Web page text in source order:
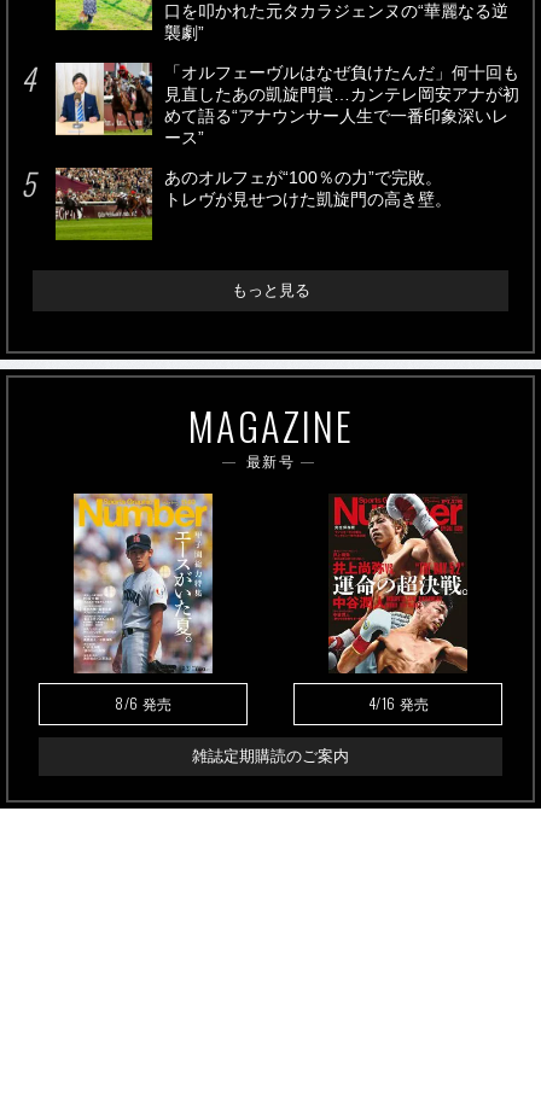
口を叩かれた元タカラジェンヌの“華麗なる逆
襲劇”
「オルフェーヴルはなぜ負けたんだ」何十回も
見直したあの凱旋門賞…カンテレ岡安アナが初
めて語る“アナウンサー人生で一番印象深いレ
ース”
あのオルフェが“100％の力”で完敗。
トレヴが見せつけた凱旋門の高き壁。
もっと見る
MAGAZINE
最新号
8/6 発売 4/16 発売
雑誌定期購読のご案内